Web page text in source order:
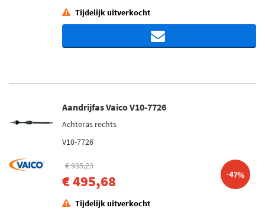
Tijdelijk uitverkocht
Aandrijfas Vaico V10-7726
Achteras rechts
V10-7726
€ 935,23
€ 495,68 -47%
Tijdelijk uitverkocht